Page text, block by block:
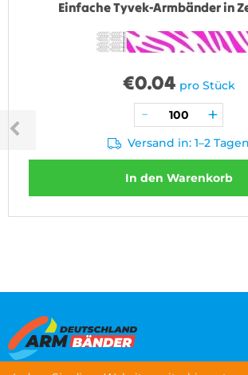
Einfache Tyvek-Armbänder in
€0.04 pro Stück
Versand in: 1–2 Tagen
In den Warenkorb